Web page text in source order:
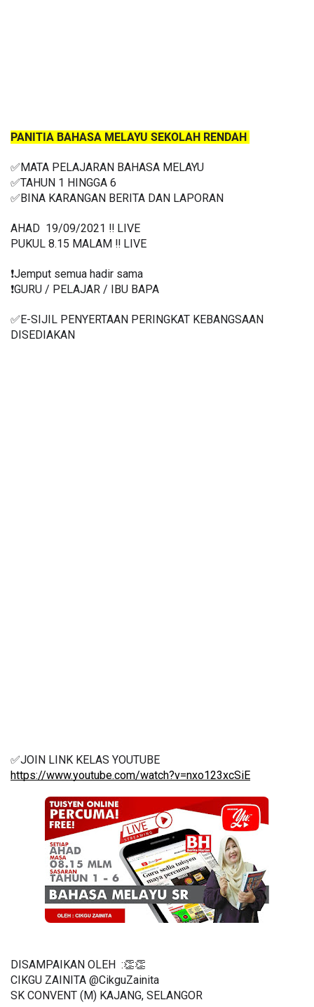
PANITIA BAHASA MELAYU SEKOLAH RENDAH
✅MATA PELAJARAN BAHASA MELAYU
✅TAHUN 1 HINGGA 6
✅BINA KARANGAN BERITA DAN LAPORAN
AHAD  19/09/2021 ‼️ LIVE
PUKUL 8.15 MALAM ‼️ LIVE
❗️Jemput semua hadir sama
❗️GURU / PELAJAR / IBU BAPA
✅E-SIJIL PENYERTAAN PERINGKAT KEBANGSAAN
DISEDIAKAN
✅JOIN LINK KELAS YOUTUBE
https://www.youtube.com/watch?v=nxo123xcSiE
DISAMPAIKAN OLEH  :👏👏
CIKGU ZAINITA @CikguZainita
SK CONVENT (M) KAJANG, SELANGOR